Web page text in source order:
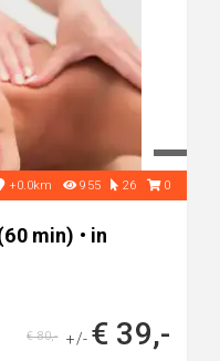
+0.0km 955 26 0
min) • in
+/- € 39,-
€ 80,-